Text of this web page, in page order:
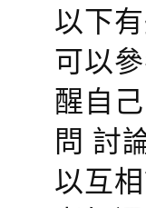
以下
可以
醒自
問 討
以互